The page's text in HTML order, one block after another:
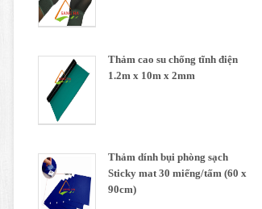
Thảm cao su chống tĩnh điện
1.2m x 10m x 2mm
Thảm dính bụi phòng sạch
Sticky mat 30 miếng/tấm (60 x
90cm)